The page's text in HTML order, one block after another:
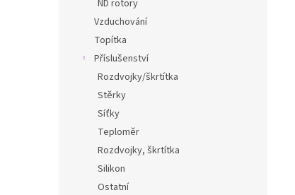
ND rotory
Vzduchování
Topítka
Příslušenství
Rozdvojky/škrtítka
Stěrky
Síťky
Teploměr
Rozdvojky, škrtítka
Silikon
Ostatní